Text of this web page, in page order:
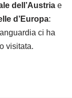
dell’Austria e
d’Europa:
ci ha
visitata.